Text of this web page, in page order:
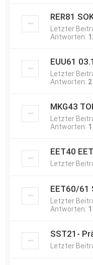
RER81
Letzter
Antworten:
EUU61
Letzter
Antworten: 2
MKG43
Letzter
Antworten: 1
EET40
Letzter
EET60/61
Letzter
Antworten: 1
SST21-
Letzter